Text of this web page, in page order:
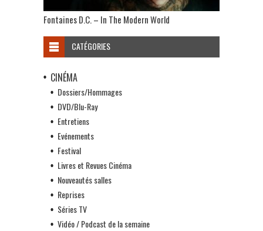
Fontaines D.C. – In The Modern World
CATÉGORIES
CINÉMA
Dossiers/Hommages
DVD/Blu-Ray
Entretiens
Evénements
Festival
Livres et Revues Cinéma
Nouveautés salles
Reprises
Séries TV
Vidéo / Podcast de la semaine